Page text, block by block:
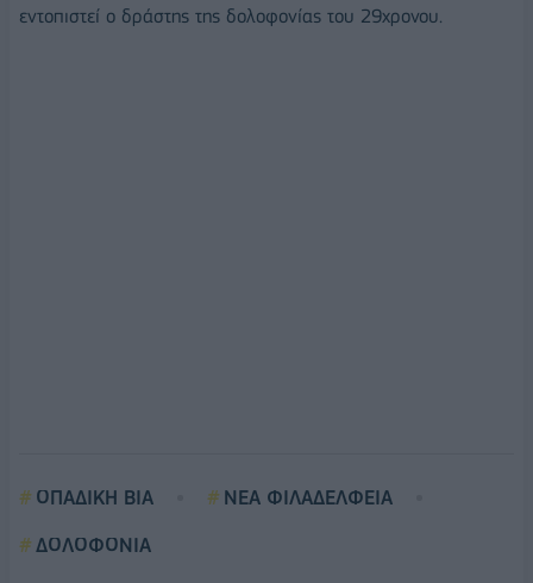
εντοπιστεί ο δράστης της δολοφονίας του 29χρονου.
ΟΠΑΔΙΚΗ ΒΙΑ
ΝΕΑ ΦΙΛΑΔΕΛΦΕΙΑ
ΔΟΛΟΦΟΝΙΑ